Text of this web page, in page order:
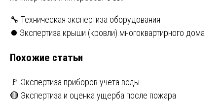
Навигация
записям
🔧 Техническая экспертиза оборудования
⏺️ Экспертиза крыши (кровли) многоквартирного дома
Похожие статьи
🚩 Экспертиза приборов учета воды
🔴 Экспертиза и оценка ущерба после пожара